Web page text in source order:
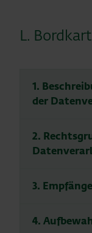
L.
1.
der
2.
3.
4.